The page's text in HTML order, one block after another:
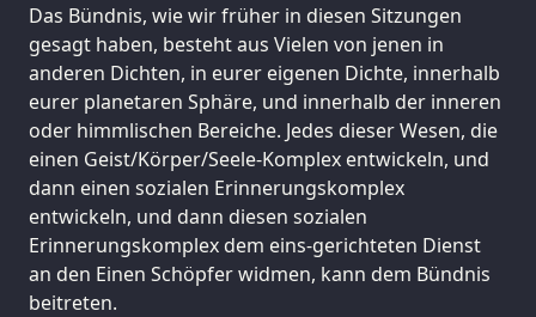
Das Bündnis, wie wir früher in diesen Sitzungen
gesagt haben, besteht aus Vielen von jenen in
anderen Dichten, in eurer eigenen Dichte, innerhalb
eurer planetaren Sphäre, und innerhalb der inneren
oder himmlischen Bereiche. Jedes dieser Wesen, die
einen Geist/Körper/Seele-Komplex entwickeln, und
dann einen sozialen Erinnerungskomplex
entwickeln, und dann diesen sozialen
Erinnerungskomplex dem eins-gerichteten Dienst
an den Einen Schöpfer widmen, kann dem Bündnis
beitreten.